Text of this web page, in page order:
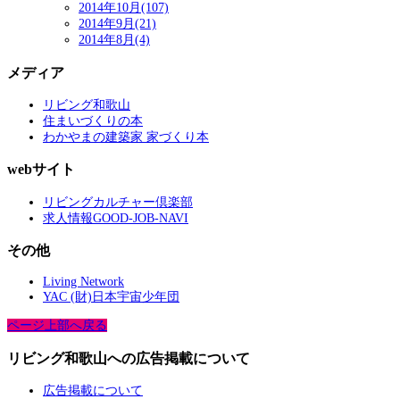
2014年10月(107)
2014年9月(21)
2014年8月(4)
メディア
リビング和歌山
住まいづくりの本
わかやまの建築家 家づくり本
webサイト
リビングカルチャー倶楽部
求人情報GOOD-JOB-NAVI
その他
Living Network
YAC (財)日本宇宙少年団
ページ上部へ戻る
リビング和歌山への広告掲載について
広告掲載について